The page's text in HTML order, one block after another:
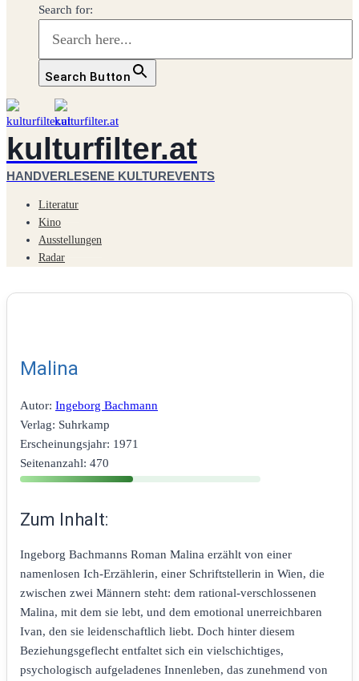
Search for:
Search Button
kulturfilter.at
HANDVERLESENE KULTUREVENTS
Literatur
Kino
Ausstellungen
Radar
Malina
Autor: Ingeborg Bachmann
Verlag: Suhrkamp
Erscheinungsjahr: 1971
Seitenanzahl: 470
Zum Inhalt:
Ingeborg Bachmanns Roman Malina erzählt von einer
namenlosen Ich-Erzählerin, einer Schriftstellerin in Wien, die
zwischen zwei Männern steht: dem rational-verschlossenen
Malina, mit dem sie lebt, und dem emotional unerreichbaren
Ivan, den sie leidenschaftlich liebt. Doch hinter diesem
Beziehungsgeflecht entfaltet sich ein vielschichtiges,
psychologisch aufgeladenes Innenleben, das zunehmend von